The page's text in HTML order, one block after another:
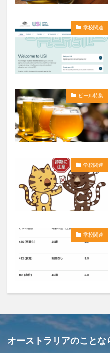
学校関連
ビール特集
学校関連
学校関連
オーストラリアのことな